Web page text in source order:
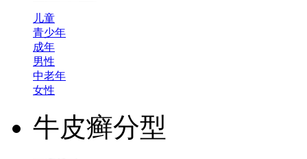
儿童
青少年
成年
男性
中老年
女性
牛皮癣分型